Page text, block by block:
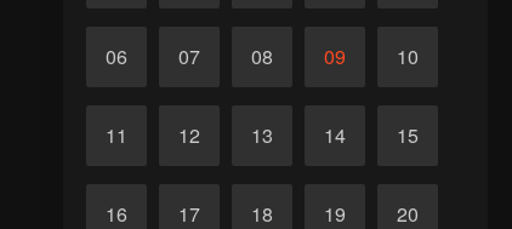
06 07 08 09 10
11 12 13 14 15
16 17 18 19 20